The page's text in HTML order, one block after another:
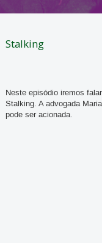
Stalking
Neste episódio iremos
Stalking. A advogada
pode ser acionada.